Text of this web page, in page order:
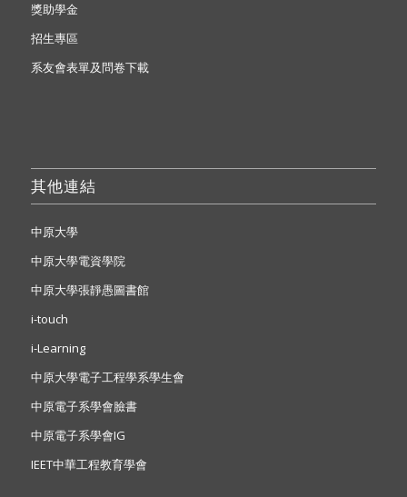
獎助學金
招生專區
系友會表單及問卷下載
其他連結
中原大學
中原大學電資學院
中原大學張靜愚圖書館
i-touch
i-Learning
中原大學電子工程學系學生會
中原電子系學會臉書
中原電子系學會IG
IEET中華工程教育學會